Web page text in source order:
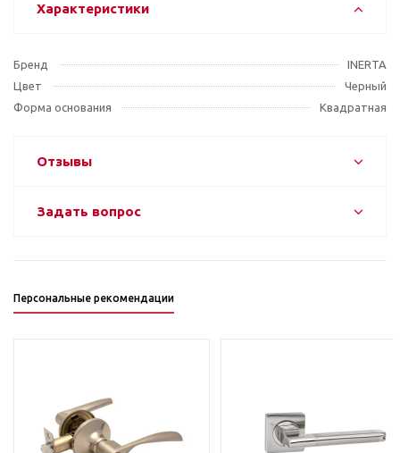
Характеристики
Бренд
INERTA
Цвет
Черный
Форма основания
Квадратная
Отзывы
Задать вопрос
Персональные рекомендации